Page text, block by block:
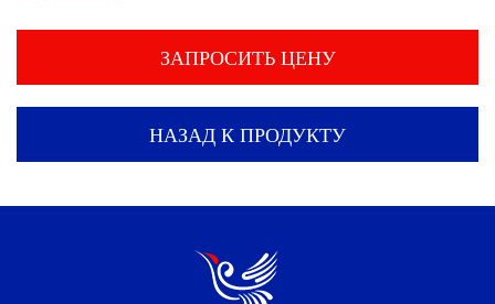
ЗАПРОСИТЬ ЦЕНУ
НАЗАД К ПРОДУКТУ